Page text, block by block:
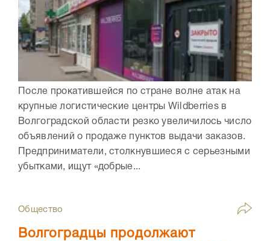
После прокатившейся по стране волне атак на
крупные логистические центры Wildberries в
Волгоградской области резко увеличилось число
объявлений о продаже пунктов выдачи заказов.
Предприниматели, столкнувшиеся с серьезными
убытками, ищут «добрые...
Общество
Волгоградцы продолжают